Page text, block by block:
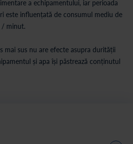
a echipamentului, iar perioada
este influențată de consumul mediu de
/ minut.
mai sus nu are efecte asupra durității
și apa își păstrează conținutul